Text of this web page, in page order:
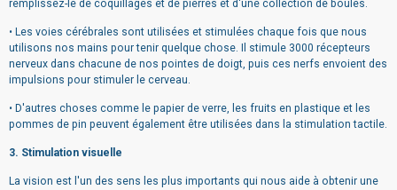
remplissez-le de coquillages et de pierres et d'une collection de boules.
• Les voies cérébrales sont utilisées et stimulées chaque fois que nous
utilisons nos mains pour tenir quelque chose. Il stimule 3000 récepteurs
nerveux dans chacune de nos pointes de doigt, puis ces nerfs envoient des
impulsions pour stimuler le cerveau.
• D'autres choses comme le papier de verre, les fruits en plastique et les
pommes de pin peuvent également être utilisées dans la stimulation tactile.
3. Stimulation visuelle
La vision est l'un des sens les plus importants qui nous aide à obtenir une